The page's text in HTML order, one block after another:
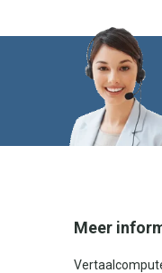
Meer